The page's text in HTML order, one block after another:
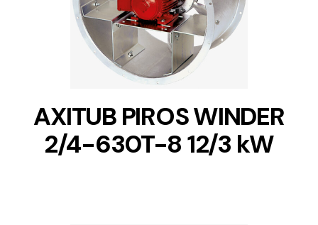
DETAILS
AXITUB PIROS WINDER
2/4-630T-8 12/3 kW